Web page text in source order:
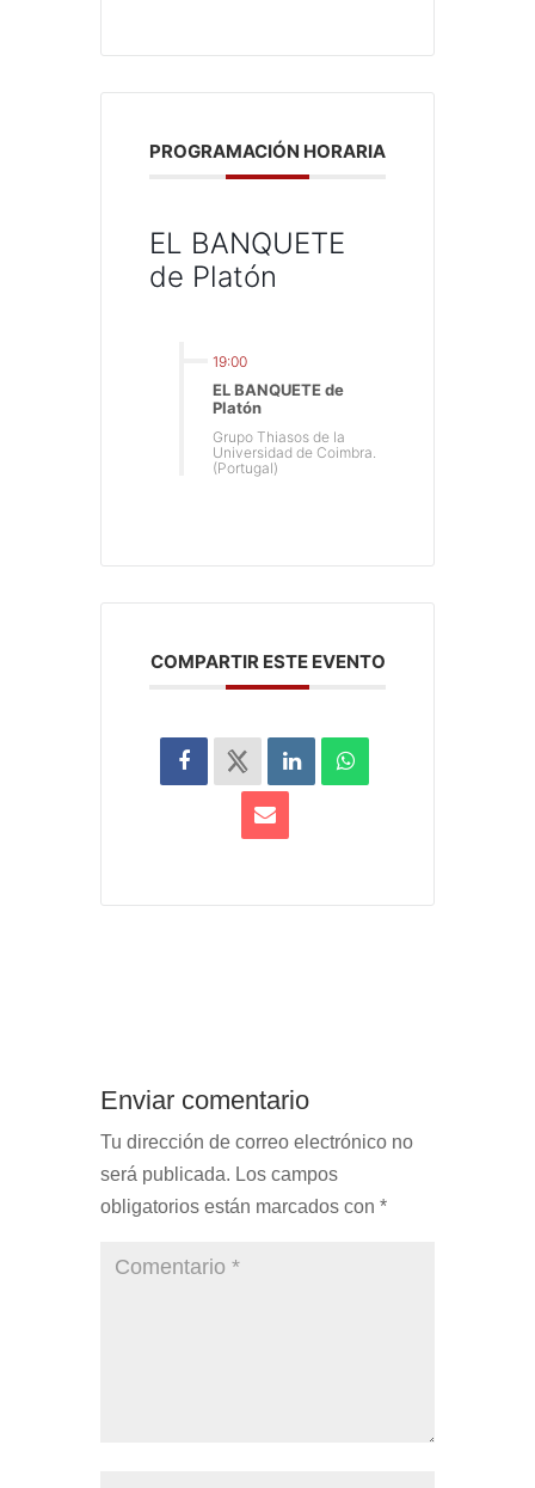
PROGRAMACIÓN HORARIA
EL BANQUETE
de Platón
19:00
EL BANQUETE de
Platón
Grupo Thiasos de la
Universidad de Coimbra.
(Portugal)
COMPARTIR ESTE EVENTO
Enviar comentario
Tu dirección de correo electrónico no
será publicada. Los campos
obligatorios están marcados con *